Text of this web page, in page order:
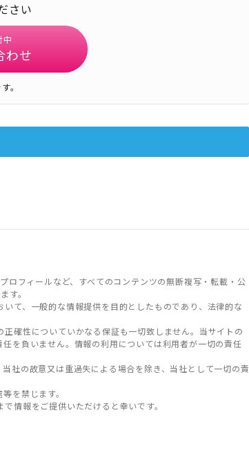
さい
中
わせ
。
ロフィールなど、すべてのコンテンツの無断複写・転載・公
す。
て、一般的な情報提供を目的としたものであり、法律的な
確性についていかなる保証も一切致しません。当サイトの
を負いません。情報の利用については利用者が一切の責任
社の故意又は重過失による場合を除き、当社として一切の責
を禁じます。
情報をご提供いただけると幸いです。